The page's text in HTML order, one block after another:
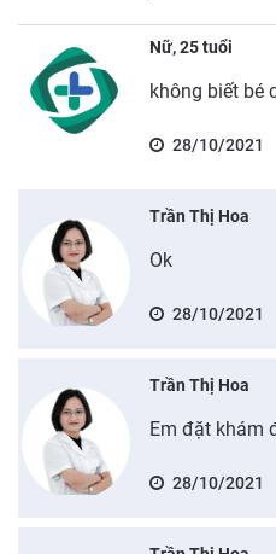
Nữ, 25 tuổi
không biết bé
28/10/2021
Trần Thị Hoa
Ok
28/10/2021
Trần Thị Hoa
Em đặt khám
28/10/2021